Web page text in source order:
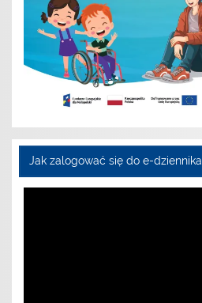
Jak zalogować się do e-dziennika